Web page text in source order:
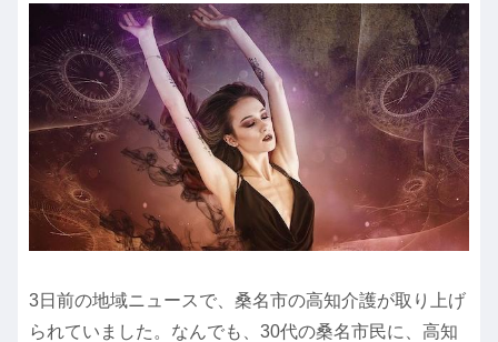
3日前の地域ニュースで、桑名市の高知介護が取り上げ
られていました。なんでも、30代の桑名市民に、高知